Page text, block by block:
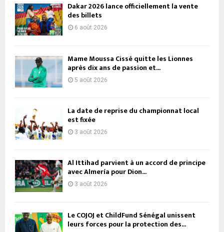
Dakar 2026 lance officiellement la vente
des billets
6 août 2026
Mame Moussa Cissé quitte les Lionnes
après dix ans de passion et...
5 août 2026
La date de reprise du championnat local
est fixée
3 août 2026
Al Ittihad parvient à un accord de principe
avec Almería pour Dion...
3 août 2026
Le COJOJ et ChildFund Sénégal unissent
leurs forces pour la protection des...